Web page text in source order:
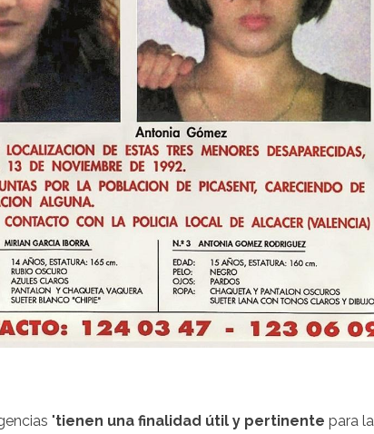
"tienen una finalidad útil y pertinente para la